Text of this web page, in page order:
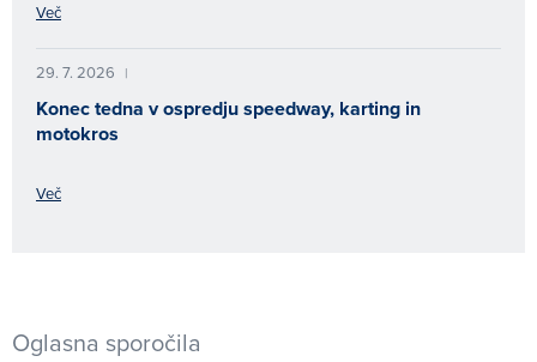
Več
29. 7. 2026 |
Konec tedna v ospredju speedway, karting in
motokros
Več
Oglasna sporočila